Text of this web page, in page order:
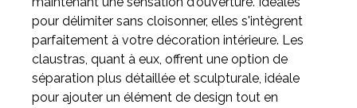
pour délimiter sans cloisonner, elles s'intègrent
parfaitement à votre décoration intérieure. Les
claustras, quant à eux, offrent une option de
séparation plus détaillée et sculpturale, idéale
pour ajouter un élément de design tout en